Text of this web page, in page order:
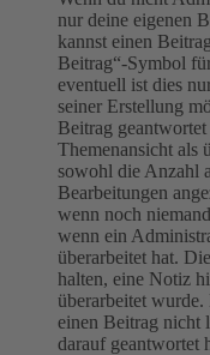
nur deine eigenen
kannst einen
Beitrag“-Symbol
eventuell ist dies
seiner Erstellung
Beitrag
Themenansicht als
sowohl die Anzahl
Bearbeitungen
wenn noch
wenn ein
überarbeitet hat.
halten, eine Notiz
überarbeitet wurde.
einen Beitrag nicht
darauf geantwortet